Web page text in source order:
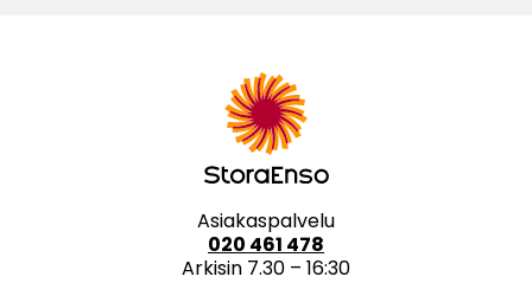
Asiakaspalvelu
020 461 478
Arkisin 7.30 – 16:30